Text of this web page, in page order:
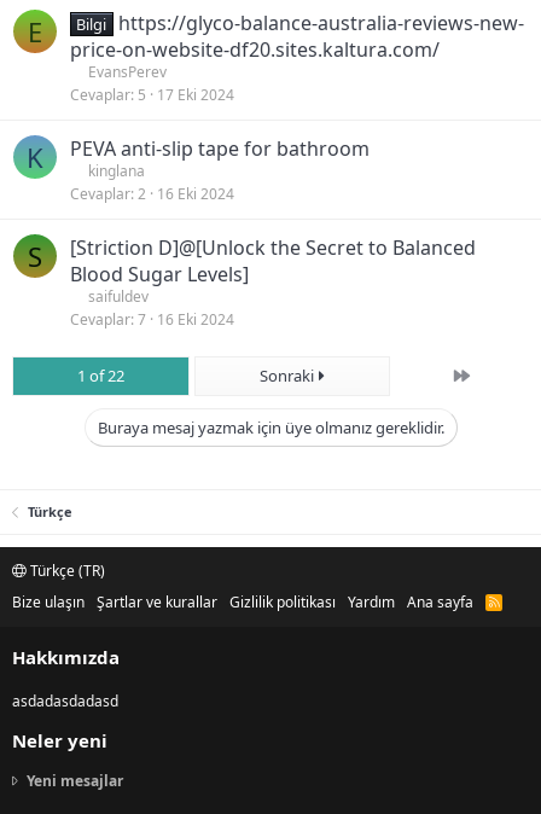
E Bilgi
https://glyco-balance-australia-reviews-new-
price-on-website-df20.sites.kaltura.com/
EvansPerev
Cevaplar 5 17 Eki 2024
K PEVA anti-slip tape for bathroom
kinglana
Cevaplar 2 16 Eki 2024
S
[Striction D]@[Unlock the Secret to Balanced
Blood Sugar Levels]
saifuldev
Cevaplar 7 16 Eki 2024
1 of 22 Sonraki Son
Buraya mesaj yazmak için üye olmanız gereklidir.
Türkçe
Türkçe (TR)
Bize ulaşın Şartlar ve kurallar Gizlilik politikası Yardım Ana sayfa
R
Hakkımızda
asdadasdadasd
Neler yeni
Yeni mesajlar